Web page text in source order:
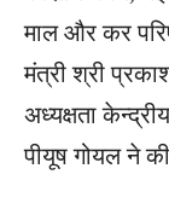
माल और कर
मंत्री श्री
अध्यक्षता
पीयूष गोयल ने